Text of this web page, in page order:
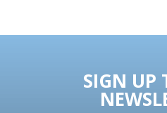
SIGN UP